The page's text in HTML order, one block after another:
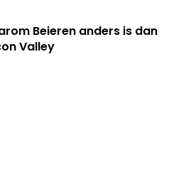
Beieren anders is dan
Valley